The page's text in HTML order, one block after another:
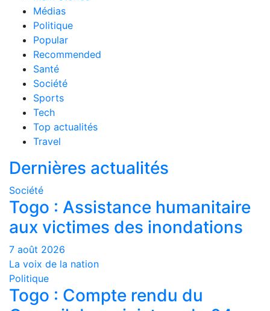
Médias
Politique
Popular
Recommended
Santé
Société
Sports
Tech
Top actualités
Travel
Dernières actualités
Société
Togo : Assistance humanitaire
aux victimes des inondations
7 août 2026
La voix de la nation
Politique
Togo : Compte rendu du